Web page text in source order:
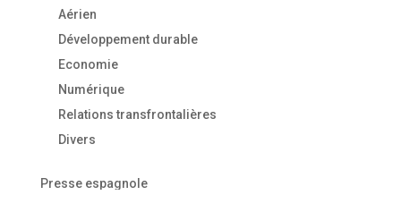
Aérien
Développement durable
Economie
Numérique
Relations transfrontalières
Divers
Presse espagnole